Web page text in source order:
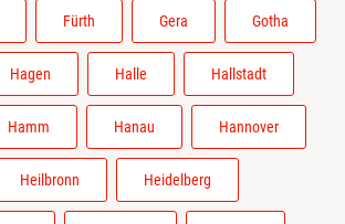
Fürth Gera Gotha
Hagen Halle Hallstadt
Hamm Hanau Hannover
Heilbronn Heidelberg